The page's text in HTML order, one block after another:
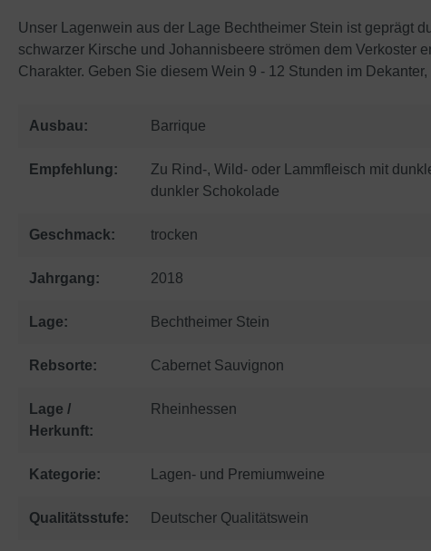
Unser Lagenwein aus der Lage Bechtheimer Stein ist geprägt
schwarzer Kirsche und Johannisbeere strömen dem Verkoster
Charakter. Geben Sie diesem Wein 9 - 12 Stunden im
Ausbau: Barrique
Empfehlung:
Zu Rind-, Wild- oder Lammfleisch mit
dunkler Schokolade
Geschmack: trocken
Jahrgang: 2018
Lage: Bechtheimer Stein
Rebsorte: Cabernet Sauvignon
Lage /
Herkunft:
Rheinhessen
Kategorie: Lagen- und Premiumweine
Qualitätsstufe: Deutscher Qualitätswein